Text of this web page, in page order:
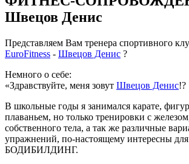
Швецов Денис
Представляем Вам тренера спортивного
EuroFitness - Швецов Денис ?
Немного о себе:
«Здравствуйте, меня зовут Швецов Денис!?
В школьные годы я занимался карате,
плаваньем, но только тренировки с
собственного тела, а так же различные
упражнений, по-настоящему интересны
БОДИБИЛДИНГ.